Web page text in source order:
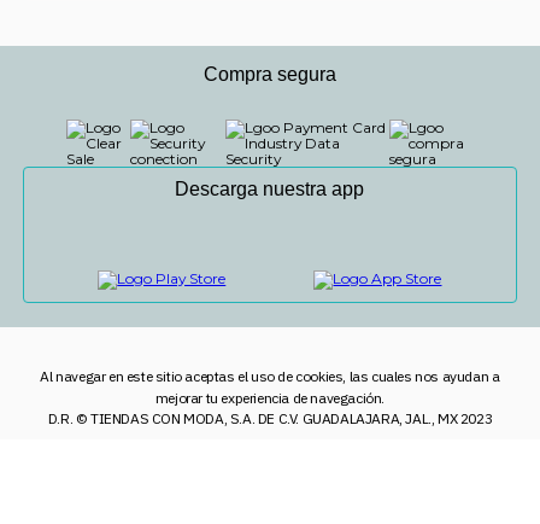
Compra segura
Descarga nuestra app
Al navegar en este sitio aceptas el uso de cookies, las cuales nos ayudan a
mejorar tu experiencia de navegación.
D.R. © TIENDAS CON MODA, S.A. DE C.V. GUADALAJARA, JAL., MX 2023